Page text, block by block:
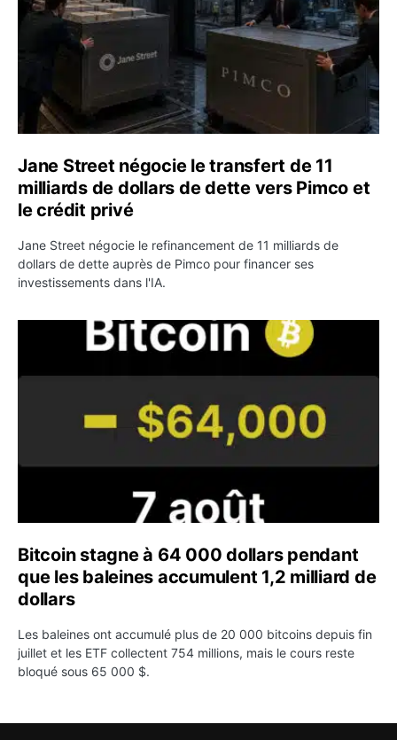
Jane Street négocie le transfert de 11
milliards de dollars de dette vers Pimco et
le crédit privé
Jane Street négocie le refinancement de 11 milliards de
dollars de dette auprès de Pimco pour financer ses
investissements dans l'IA.
Bitcoin stagne à 64 000 dollars pendant que les
Bitcoin stagne à 64 000 dollars pendant
que les baleines accumulent 1,2 milliard de
dollars
Les baleines ont accumulé plus de 20 000 bitcoins depuis fin
juillet et les ETF collectent 754 millions, mais le cours reste
bloqué sous 65 000 $.